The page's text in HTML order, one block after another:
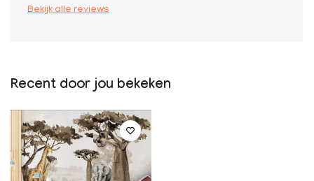
Bekijk alle reviews
Recent door jou bekeken